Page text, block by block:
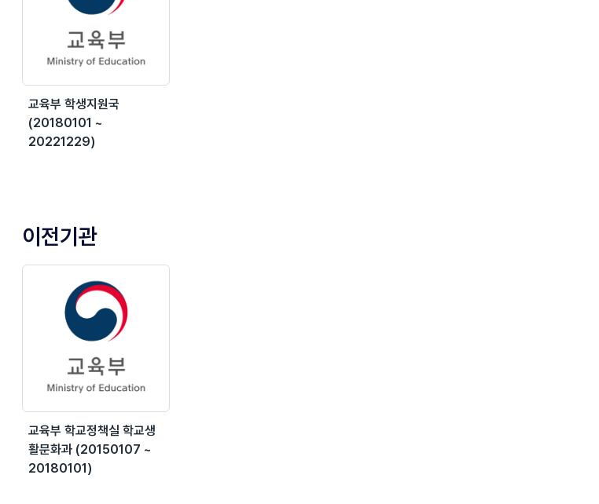
교육부 학생지원국
(20180101 ~
20221229)
이전기관
교육부 학교정책실 학교생
활문화과 (20150107 ~
20180101)